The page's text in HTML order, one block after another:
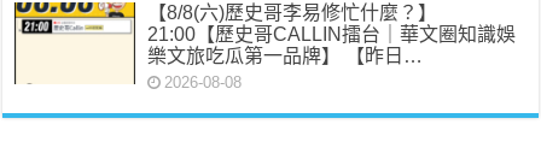
【8/8(六)歷史哥李易修忙什麼？】
21:00【歷史哥CALLIN擂台｜華文圈知識娛
樂文旅吃瓜第一品牌】 【昨日…
2026-08-08